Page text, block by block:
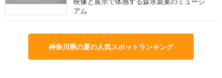
アム
神奈川県の夏の人気スポットランキング